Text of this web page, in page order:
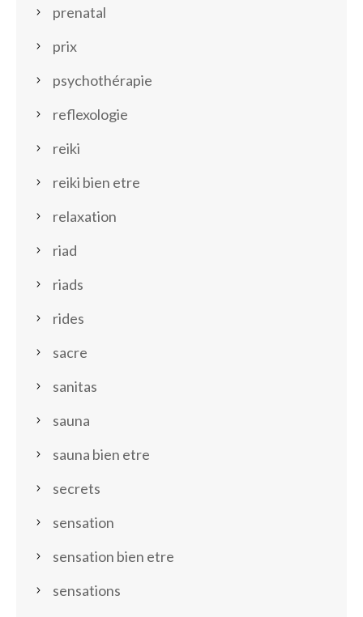
prenatal
prix
psychothérapie
reflexologie
reiki
reiki bien etre
relaxation
riad
riads
rides
sacre
sanitas
sauna
sauna bien etre
secrets
sensation
sensation bien etre
sensations